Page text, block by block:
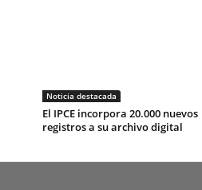
Noticia destacada
El IPCE incorpora 20.000 nuevos
registros a su archivo digital